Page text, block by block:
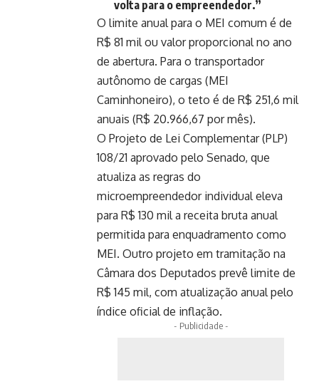
volta para o empreendedor.”
O limite anual para o MEI comum é de
R$ 81 mil ou valor proporcional no ano
de abertura. Para o transportador
autônomo de cargas (MEI
Caminhoneiro), o teto é de R$ 251,6 mil
anuais (R$ 20.966,67 por mês).
O Projeto de Lei Complementar (PLP)
108/21 aprovado pelo Senado, que
atualiza as regras do
microempreendedor individual eleva
para R$ 130 mil a receita bruta anual
permitida para enquadramento como
MEI. Outro projeto em tramitação na
Câmara dos Deputados prevê limite de
R$ 145 mil, com atualização anual pelo
índice oficial de inflação.
- Publicidade -